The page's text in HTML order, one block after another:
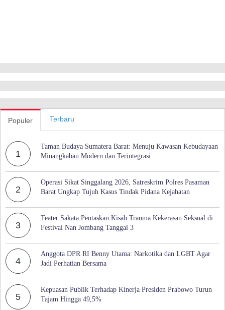
Populer Terbaru
1
Taman Budaya Sumatera Barat: Menuju Kawasan Kebudayaan
Minangkabau Modern dan Terintegrasi
2
Operasi Sikat Singgalang 2026, Satreskrim Polres Pasaman
Barat Ungkap Tujuh Kasus Tindak Pidana Kejahatan
3
Teater Sakata Pentaskan Kisah Trauma Kekerasan Seksual di
Festival Nan Jombang Tanggal 3
4
Anggota DPR RI Benny Utama: Narkotika dan LGBT Agar
Jadi Perhatian Bersama
5
Kepuasan Publik Terhadap Kinerja Presiden Prabowo Turun
Tajam Hingga 49,5%